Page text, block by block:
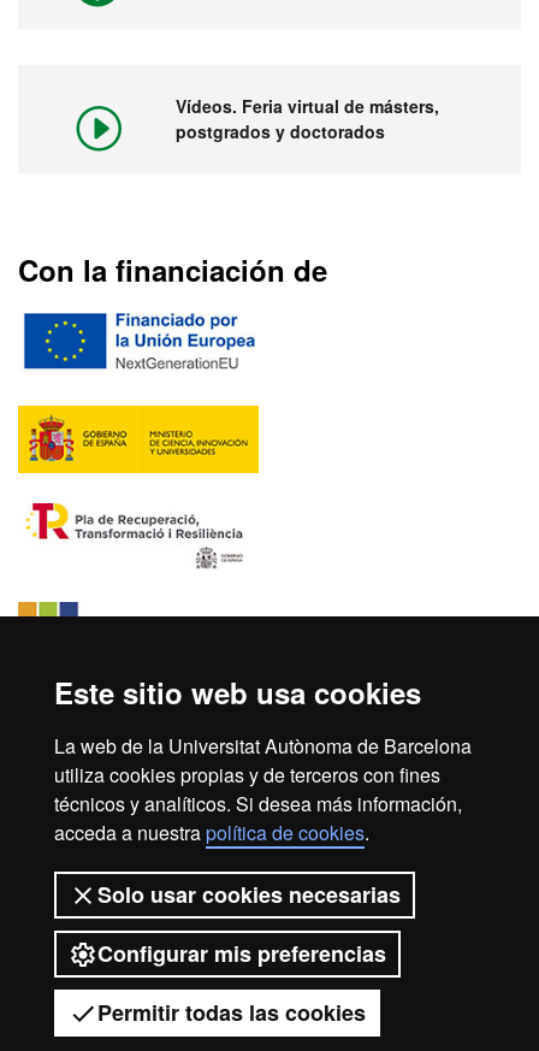
Este sitio web usa cookies
La web de la Universitat Autònoma de Barcelona
utiliza cookies propias y de terceros con fines
técnicos y analíticos. Si desea más información,
acceda a nuestrapolítica de cookies.
Solo usar cookies necesarias
Configurar mis preferencias
Permitir todas las cookies
Vídeos. Feria virtual de másters,
postgrados y doctorados
Con la financiación de
Sobre el web
Accesibilidad web
2026 Universitat Autònoma de
Barcelona